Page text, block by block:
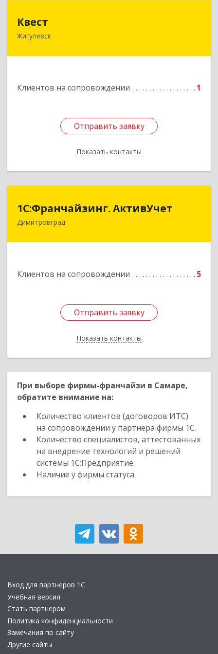
Квест
Жигулевск
Клиентов на сопровождении 1
Отправить заявку
Показать контакты
445350, Самарская обл., Жигулевск, ул.Пушкина,
Отправить заявку
Назад
1С:Франчайзинг. АктивУчет
Димитровград
Клиентов на сопровождении 5
Отправить заявку
Показать контакты
1С:Франчайзинг. АктивУчет
433505, Ульяновская обл., г. Димитровград, ул.
Отправить заявку
Назад
При выборе фирмы-франчайзи в Самаре,
обратите внимание на:
Количество клиентов (договоров ИТС)
на сопровождении у партнера фирмы 1С.
Количество специалистов, аттестованных
на внедрение технологий и решений
системы 1С:Предприятие.
Наличие у фирмы статуса
Вход для партнеров 1С
Учебная версия
Стать партнером
Политика конфиденциальности
Замечания по сайту
Другие сайты